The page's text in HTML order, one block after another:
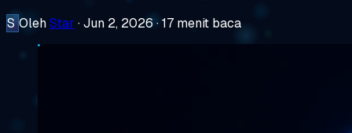
SOlehStar ·Jun 2, 2026 ·17 menit baca